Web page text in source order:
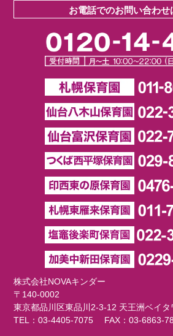
お電話でのお問い合わせ
株式会社NOVAキンダー
〒140-0002
東京都品川区東品川2-3-12 天王洲ベイタ
TEL：03-4405-7075 FAX：03-6863-